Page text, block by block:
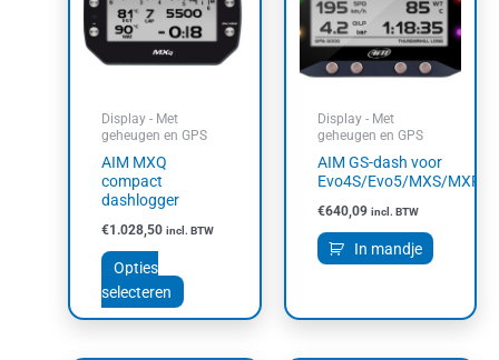
Display - Met
geheugen en GPS
AIM MXQ
compact
dashlogger
€1.028,50 incl. BTW
Opties
selecteren
meerdere
variaties.
gekozen
productpagina
Display - Met
geheugen en GPS
AIM GS-dash voor
Evo4S/Evo5/MXS/MXP/
€640,09 incl. BTW
In mandje